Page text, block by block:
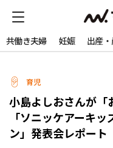
共働き夫婦 妊娠 出産
育児
小島よしおさんが「
「ソニッケアーキ
ン」発表会レポート